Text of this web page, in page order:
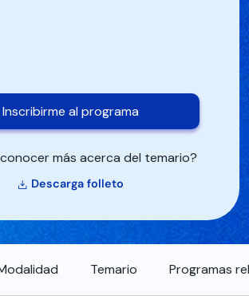
Inscribirme al programa
más acerca del temario?
Descarga folleto
Temario Programas